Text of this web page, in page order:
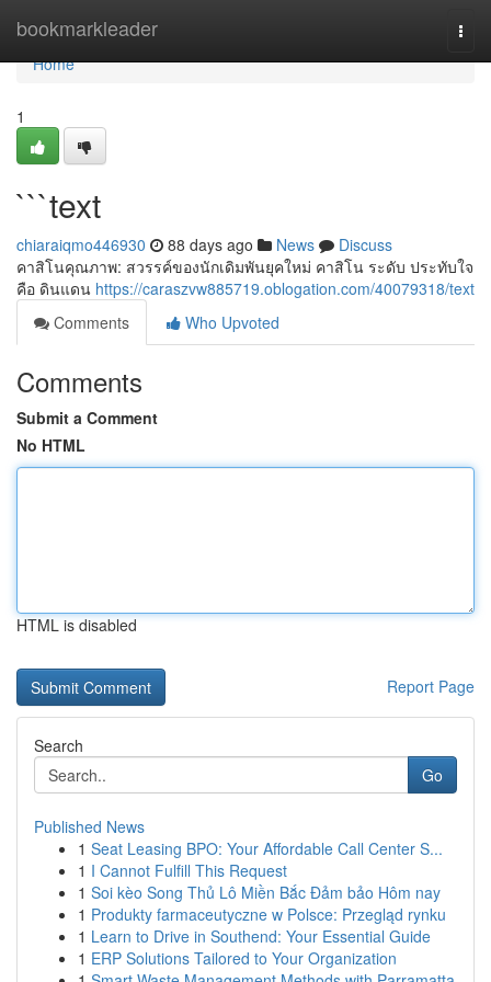
bookmarkleader
Home
Home
1
```text
chiaraiqmo446930 88 days ago News
Discuss
คาสิโนคุณภาพ: สวรรค์ของนักเดิมพันยุคใหม่ คาสิโน ระดับ ประทับใจ
คือ ดินแดน https://caraszvw885719.oblogation.com/40079318/text
Comments
Who Upvoted
Comments
Submit a Comment
No HTML
HTML is disabled
Report Page
Search
Go
Published News
1 Seat Leasing BPO: Your Affordable Call Center S...
1 I Cannot Fulfill This Request
1 Soi kèo Song Thủ Lô Miền Bắc Đảm bảo Hôm nay
1 Produkty farmaceutyczne w Polsce: Przegląd rynku
1 Learn to Drive in Southend: Your Essential Guide
1 ERP Solutions Tailored to Your Organization